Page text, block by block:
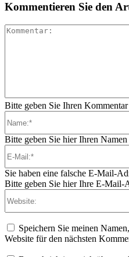
Kommentieren Sie den
Bitte geben Sie Ihren
Bitte geben Sie hier Ihren Namen
Sie haben eine falsche E-Mail-
Bitte geben Sie hier Ihre E-Mail-
Speichern Sie meinen
Website für den nächsten